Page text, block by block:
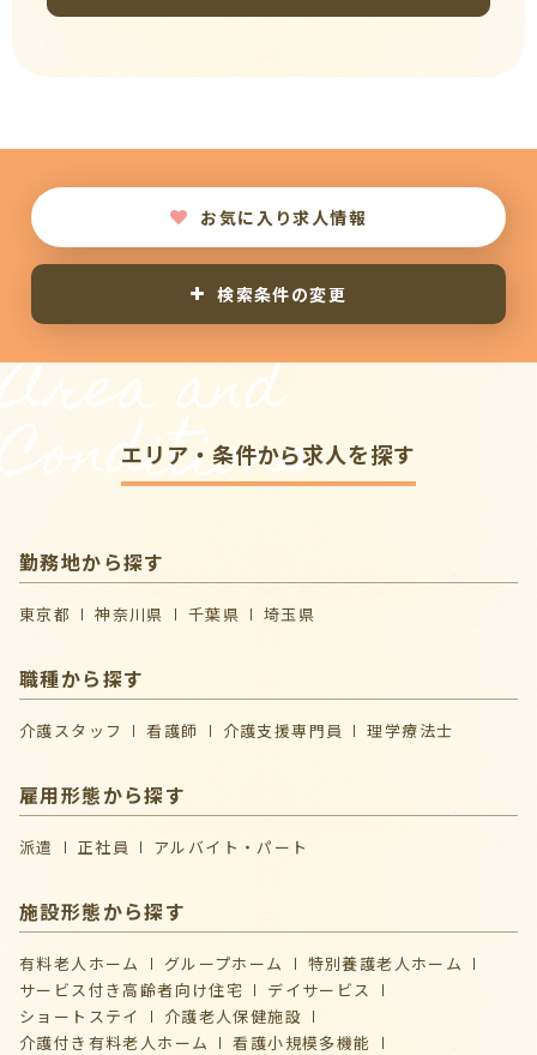
お気に入り求人情報
検索条件の変更
Area and
Conditions
エリア・条件から求人を探す
勤務地から探す
東京都 神奈川県 千葉県 埼玉県
職種から探す
介護スタッフ 看護師 介護支援専門員 理学療法士
雇用形態から探す
派遣 正社員 アルバイト・パート
施設形態から探す
有料老人ホーム グループホーム
特別養護老人ホーム
サービス付き高齢者向け住宅
デイサービス
ショートステイ
介護⽼⼈保健施設
介護付き有料老人ホーム
看護小規模多機能